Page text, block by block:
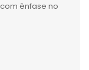
ênfase no